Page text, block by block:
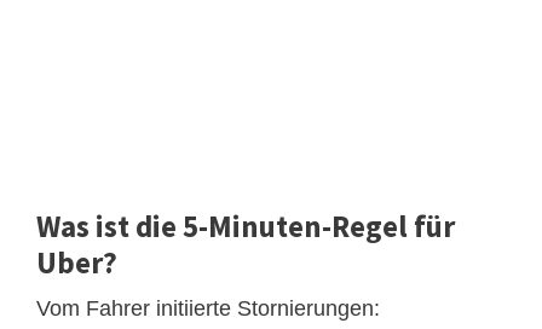
Was ist die 5-Minuten-Regel für
Uber?
Vom Fahrer initiierte Stornierungen: